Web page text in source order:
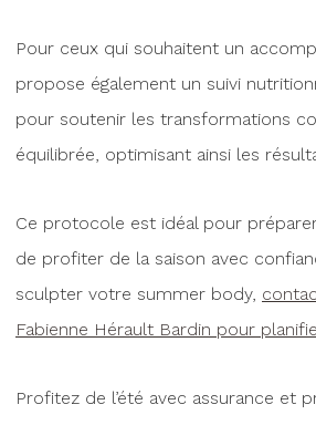
Pour ceux qui souhaitent un
propose également un suivi
pour soutenir les transformations
équilibrée, optimisant ainsi les
Ce protocole est idéal pour
de profiter de la saison avec
sculpter votre summer body,
Fabienne Hérault Bardin pour
Profitez de l’été avec assurance et